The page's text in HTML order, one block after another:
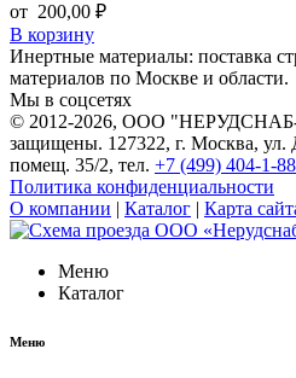
от 200,00 ₽
В корзину
Инертные материалы: поставка
материалов по Москве и области.
Мы в соцсетях
© 2012-2026, ООО "НЕРУДСНАБ-
защищены. 127322, г. Москва, ул.
помещ. 35/2, тел. +7 (499) 404-1-
Политика конфиденциальности
О компании | Каталог | Карта
Меню
Каталог
Меню